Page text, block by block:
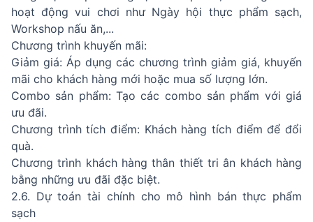
hoạt động vui chơi như Ngày hội thực phẩm sạch,
Workshop nấu ăn,...
Chương trình khuyến mãi:
Giảm giá: Áp dụng các chương trình giảm giá, khuyến
mãi cho khách hàng mới hoặc mua số lượng lớn.
Combo sản phẩm: Tạo các combo sản phẩm với giá
ưu đãi.
Chương trình tích điểm: Khách hàng tích điểm để đổi
quà.
Chương trình khách hàng thân thiết tri ân khách hàng
bằng những ưu đãi đặc biệt.
2.6. Dự toán tài chính cho mô hình bán thực phẩm
sạch